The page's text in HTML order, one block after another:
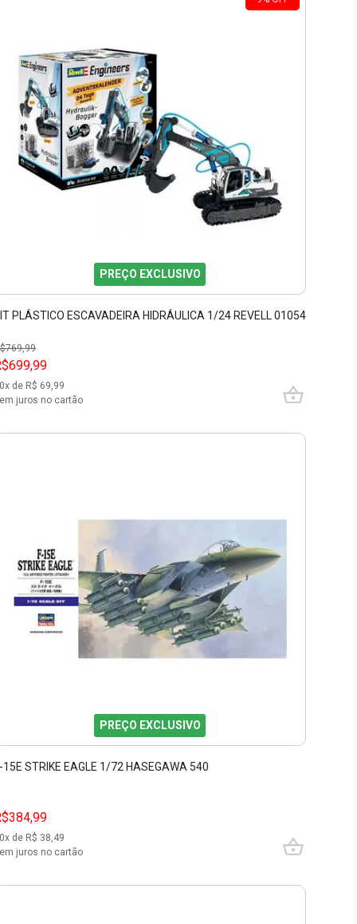
PREÇO EXCLUSIVO
PLÁSTICO ESCAVADEIRA HIDRÁULICA 1/24 REVELL 01054
769,99
x de R$ 69,99
juros no cartão
PREÇO EXCLUSIVO
15E STRIKE EAGLE 1/72 HASEGAWA 540
x de R$ 38,49
juros no cartão